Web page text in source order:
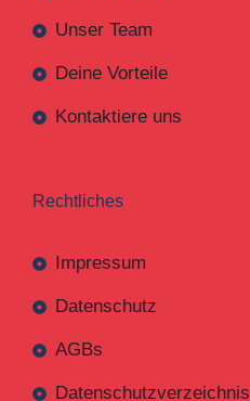
Unser Team
Deine Vorteile
Kontaktiere uns
Rechtliches
Impressum
Datenschutz
AGBs
Datenschutzverzeichnis